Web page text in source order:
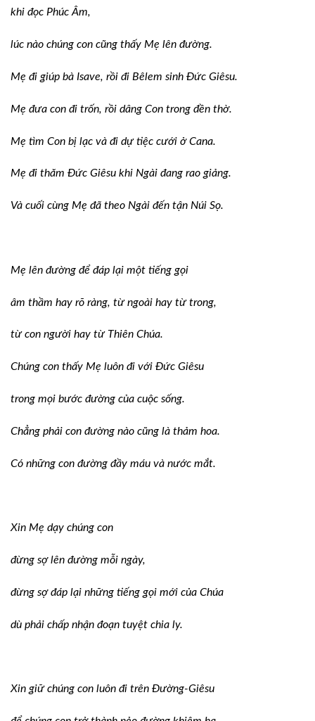
khi đọc Phúc Âm,
lúc nào chúng con cũng thấy Mẹ lên đường.
Mẹ đi giúp bà Isave, rồi đi Bêlem sinh Ðức Giêsu.
Mẹ đưa con đi trốn, rồi dâng Con trong đền thờ.
Mẹ tìm Con bị lạc và đi dự tiệc cưới ở Cana.
Mẹ đi thăm Ðức Giêsu khi Ngài đang rao giảng.
Và cuối cùng Mẹ đã theo Ngài đến tận Núi Sọ.
Mẹ lên đường để đáp lại một tiếng gọi
âm thầm hay rõ ràng, từ ngoài hay từ trong,
từ con người hay từ Thiên Chúa.
Chúng con thấy Mẹ luôn đi với Ðức Giêsu
trong mọi bước đường của cuộc sống.
Chẳng phải con đường nào cũng là thảm hoa.
Có những con đường đầy máu và nước mắt.
Xin Mẹ dạy chúng con
đừng sợ lên đường mỗi ngày,
đừng sợ đáp lại những tiếng gọi mới của Chúa
dù phải chấp nhận đoạn tuyệt chia ly.
Xin giữ chúng con luôn đi trên Ðường-Giêsu